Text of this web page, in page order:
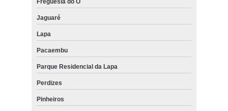
Freguesia do Ó
Jaguaré
Lapa
Pacaembu
Parque Residencial da Lapa
Perdizes
Pinheiros